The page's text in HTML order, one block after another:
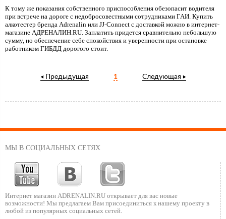
К тому же показания собственного приспособления обезопасит водителя
при встрече на дороге с недобросовестными сотрудниками ГАИ. Купить
алкотестер бренда Adrenalin или JJ-Connect с доставкой можно в интернет-
магазине АДРЕНАЛИН.RU. Заплатить придется сравнительно небольшую
сумму, но обеспечение себе спокойствия и уверенности при остановке
работником ГИБДД дорогого стоит.
Предыдущая 1 Следующая
МЫ В СОЦИАЛЬНЫХ СЕТЯХ
Интернет магазин ADRENALIN.RU открывает для вас новые
возможности! Мы предлагаем Вам присоединиться к нашему проекту в
любой из популярных социальных сетей.